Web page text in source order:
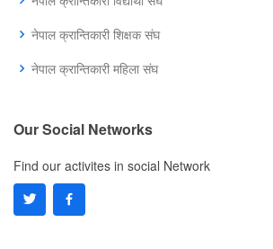
नेपाल क्रान्तिकारी शिक्षक संघ
नेपाल क्रान्तिकारी महिला संघ
Our Social Networks
Find our activites in social Network